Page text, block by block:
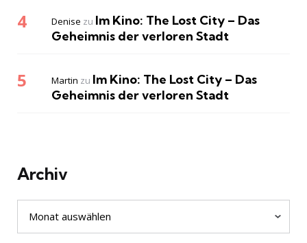
Denise zu Im Kino: The Lost City – Das
Geheimnis der verloren Stadt
Martin zu Im Kino: The Lost City – Das
Geheimnis der verloren Stadt
Archiv
Archiv